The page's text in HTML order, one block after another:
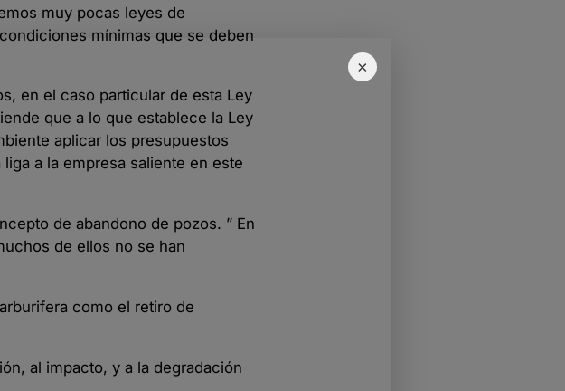
×
muy pocas leyes de
mínimas que se deben
en el caso particular de esta Ley
que a lo que establece la Ley
aplicar los presupuestos
a la empresa saliente en este
de abandono de pozos. ” En
de ellos no se han
como el retiro de
al impacto, y a la degradación